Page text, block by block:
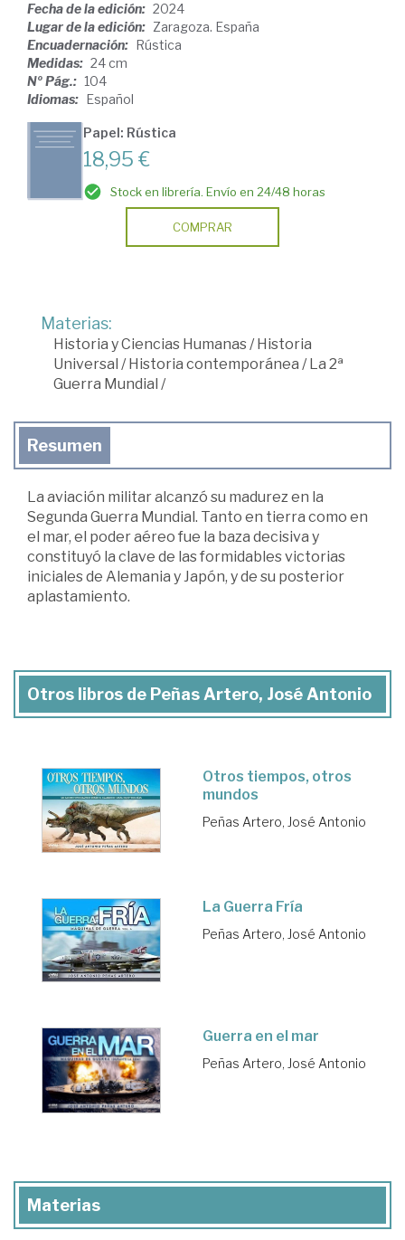
Fecha de la edición: 2024
Lugar de la edición: Zaragoza. España
Encuadernación: Rústica
Medidas: 24 cm
Nº Pág.: 104
Idiomas: Español
Papel: Rústica
18,95 €
Stock en librería. Envío en 24/48 horas
COMPRAR
Materias:
Historia y Ciencias Humanas/Historia
Universal /Historia contemporánea /La 2ª
Guerra Mundial /
Resumen
La aviación militar alcanzó su madurez en la
Segunda Guerra Mundial. Tanto en tierra como en
el mar, el poder aéreo fue la baza decisiva y
constituyó la clave de las formidables victorias
iniciales de Alemania y Japón, y de su posterior
aplastamiento.
Otros libros de Peñas Artero, José Antonio
Otros tiempos, otros
mundos
Peñas Artero, José Antonio
La Guerra Fría
Peñas Artero, José Antonio
Guerra en el mar
Peñas Artero, José Antonio
Materias